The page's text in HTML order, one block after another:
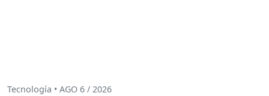
Tecnología • AGO 6 / 2026